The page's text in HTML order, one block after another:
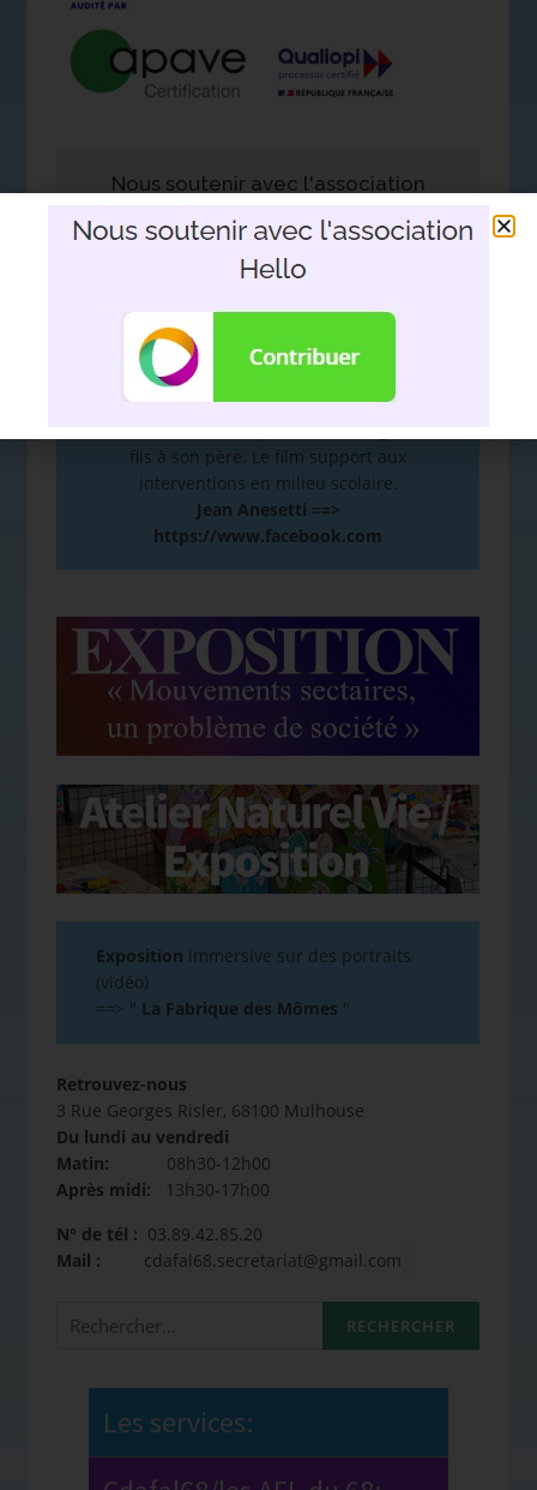
Nous soutenir avec l'association
DEVOIR DE MÉMOIRE:
fils à son père. Le film support aux
interventions en milieu scolaire.
Jean Anesetti ==>
https://www.facebook.com
Exposition immersive sur des portraits
(vidéo)
==> " La Fabrique des Mômes "
Retrouvez-nous
3 Rue Georges Risler, 68100 Mulhouse
Du lundi au vendredi
Matin: 08h30-12h00
Après midi: 13h30-17h00
N° de tél : 03.89.42.85.20
Mail : cdafal68.secretariat@gmail.com